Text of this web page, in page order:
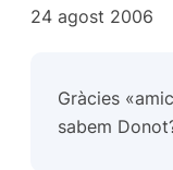
24 agost 2006
Gràcies
sabem